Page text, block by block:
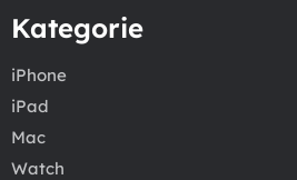
Kategorie
iPhone
iPad
Mac
Watch